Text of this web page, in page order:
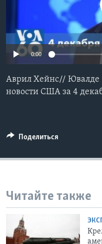
Learning English
СОЦИАЛЬНЫЕ СЕТИ
Языки
No media
0:00
Аврил Хейнс//
новости США за 4
Поделиться
Читайте также